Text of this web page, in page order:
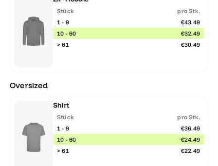
Stück
pro Stk.
1 - 9
€43.49
10 - 60
€32.49
> 61
€30.49
Oversized
Shirt
Stück
pro Stk.
1 - 9
€36.49
10 - 60
€24.49
> 61
€22.49